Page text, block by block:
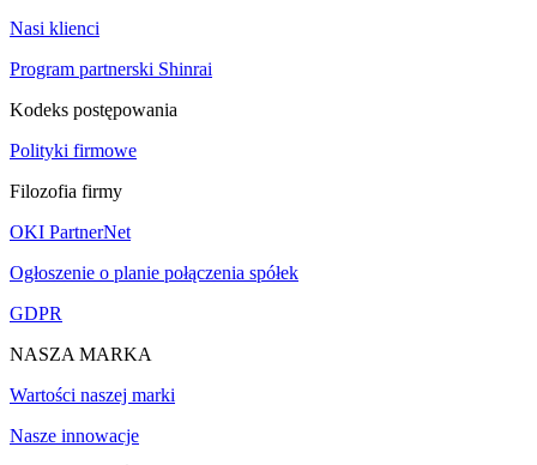
Nasi klienci
Program partnerski Shinrai
Kodeks postępowania
Polityki firmowe
Filozofia firmy
OKI PartnerNet
Ogłoszenie o planie połączenia spółek
GDPR
NASZA MARKA
Wartości naszej marki
Nasze innowacje